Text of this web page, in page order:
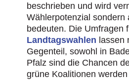
beschrieben und wird
Wählerpotenzial sondern
bedeuten. Die Umfragen
Landtagswahlen lassen
Gegenteil, sowohl in
Pfalz sind die Chancen
grüne Koalitionen